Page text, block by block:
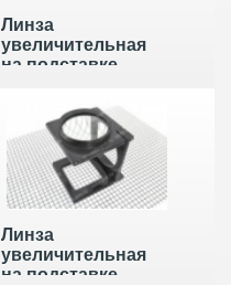
Линза
увеличительная
на подставке
(3х) 52940
Линза
увеличительная
на подставке